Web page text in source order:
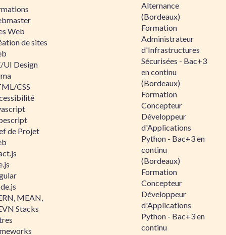
Web
de sites
UI Design
CSS
de Projet
MEAN,
Stacks
Alternance
(Bordeaux)
Formation
Administrateur
d'Infrastructures
Sécurisées - Bac+3
en continu
(Bordeaux)
Formation
Concepteur
Développeur
d'Applications
Python - Bac+3 en
continu
(Bordeaux)
Formation
Concepteur
Développeur
d'Applications
Python - Bac+3 en
continu